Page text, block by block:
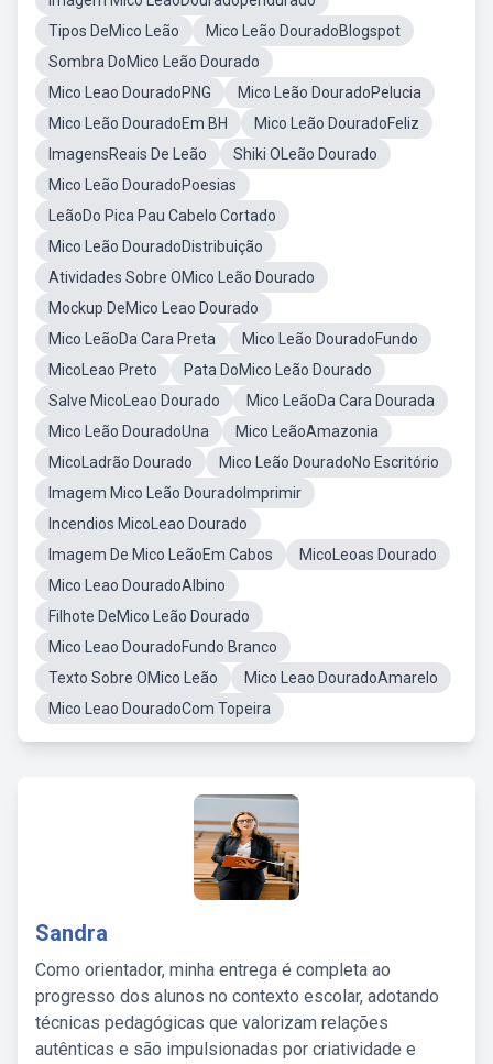
Tipos DeMico Leão
Mico Leão DouradoBlogspot
Sombra DoMico Leão Dourado
Mico Leao DouradoPNG
Mico Leão DouradoPelucia
Mico Leão DouradoEm BH
Mico Leão DouradoFeliz
ImagensReais De Leão
Shiki OLeão Dourado
Mico Leão DouradoPoesias
LeãoDo Pica Pau Cabelo Cortado
Mico Leão DouradoDistribuição
Atividades Sobre OMico Leão Dourado
Mockup DeMico Leao Dourado
Mico LeãoDa Cara Preta
Mico Leão DouradoFundo
MicoLeao Preto
Pata DoMico Leão Dourado
Salve MicoLeao Dourado
Mico LeãoDa Cara Dourada
Mico Leão DouradoUna
Mico LeãoAmazonia
MicoLadrão Dourado
Mico Leão DouradoNo Escritório
Imagem Mico Leão DouradoImprimir
Incendios MicoLeao Dourado
Imagem De Mico LeãoEm Cabos
MicoLeoas Dourado
Mico Leao DouradoAlbino
Filhote DeMico Leão Dourado
Mico Leao DouradoFundo Branco
Texto Sobre OMico Leão
Mico Leao DouradoAmarelo
Mico Leao DouradoCom Topeira
Sandra
Como orientador, minha entrega é completa ao
progresso dos alunos no contexto escolar, adotando
técnicas pedagógicas que valorizam relações
autênticas e são impulsionadas por criatividade e